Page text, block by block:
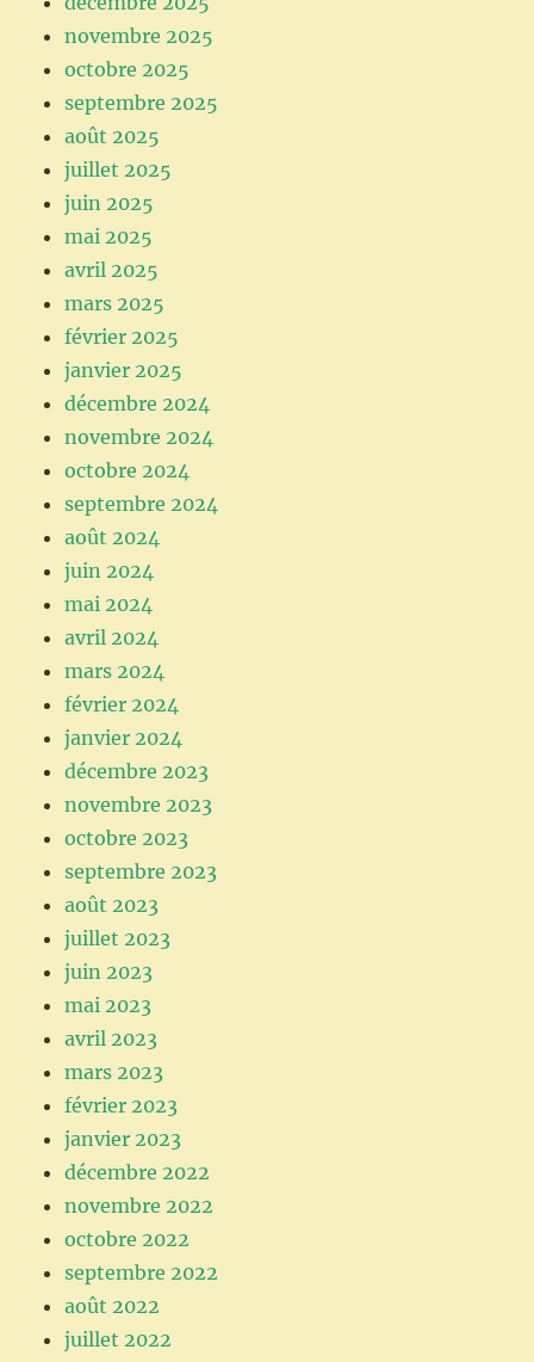
novembre 2025
octobre 2025
septembre 2025
août 2025
juillet 2025
juin 2025
mai 2025
avril 2025
mars 2025
février 2025
janvier 2025
décembre 2024
novembre 2024
octobre 2024
septembre 2024
août 2024
juin 2024
mai 2024
avril 2024
mars 2024
février 2024
janvier 2024
décembre 2023
novembre 2023
octobre 2023
septembre 2023
août 2023
juillet 2023
juin 2023
mai 2023
avril 2023
mars 2023
février 2023
janvier 2023
décembre 2022
novembre 2022
octobre 2022
septembre 2022
août 2022
juillet 2022